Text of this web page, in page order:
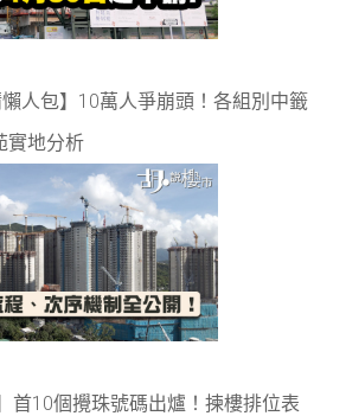
懶人包】10萬人爭崩頭！各組別中籤
實地分析
首10個攪珠號碼出爐！揀樓排位表